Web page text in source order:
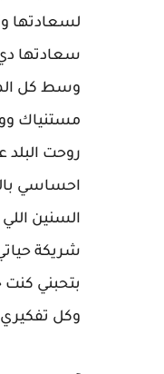
لسعادتها
سعادتها
وسط كل
مستنياك
روحت
احساسي
السنين
شريكة
بتحبني
وكل تفكيري